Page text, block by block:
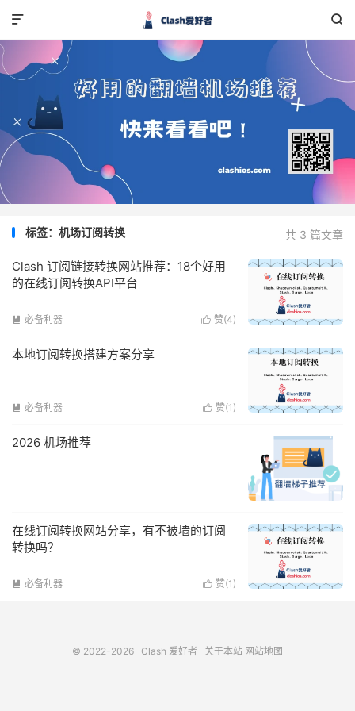


共 3 篇文章
标签：机场订阅转换
Clash 订阅链接转换网站推荐：18个好用
的在线订阅转换API平台
 赞(4)
 必备利器
本地订阅转换搭建方案分享
 赞(1 )
 必备利器
2026 机场推荐
在线订阅转换网站分享，有不被墙的订阅
转换吗？
 赞(1 )
 必备利器
© 2022-2026 Clash 爱好者 关于本站 网站地图